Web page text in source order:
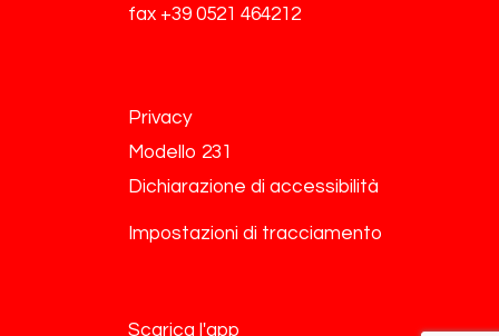
fax +39 0521 464212
Privacy
Modello 231
Dichiarazione di accessibilità
Impostazioni di tracciamento
Scarica l'app